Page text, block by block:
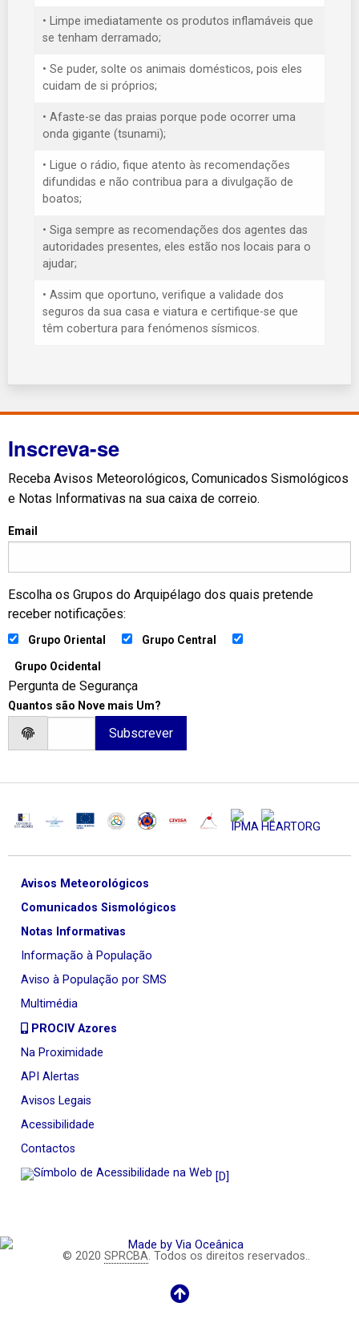
• Limpe imediatamente os produtos inflamáveis que
se tenham derramado;
• Se puder, solte os animais domésticos, pois eles
cuidam de si próprios;
• Afaste-se das praias porque pode ocorrer uma
onda gigante (tsunami);
• Ligue o rádio, fique atento às recomendações
difundidas e não contribua para a divulgação de
boatos;
• Siga sempre as recomendações dos agentes das
autoridades presentes, eles estão nos locais para o
ajudar;
• Assim que oportuno, verifique a validade dos
seguros da sua casa e viatura e certifique-se que
têm cobertura para fenómenos sísmicos.
Inscreva-se
Receba Avisos Meteorológicos, Comunicados Sismológicos
e Notas Informativas na sua caixa de correio.
Email
Escolha os Grupos do Arquipélago dos quais pretende
receber notificações:
Grupo Oriental Grupo Central
Grupo Ocidental
Pergunta de Segurança
Quantos são Nove mais Um?
Avisos Meteorológicos
Comunicados Sismológicos
Notas Informativas
Informação à População
Aviso à População por SMS
Multimédia
PROCIV Azores
Na Proximidade
API Alertas
Avisos Legais
Acessibilidade
Contactos
[D]
© 2020 SPRCBA. Todos os direitos reservados..